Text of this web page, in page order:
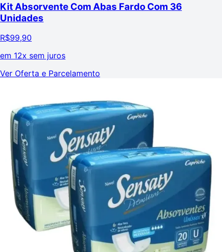
Kit Absorvente Com Abas Fardo Com 36
Unidades
R$99,90
em 12x sem juros
Ver Oferta e Parcelamento